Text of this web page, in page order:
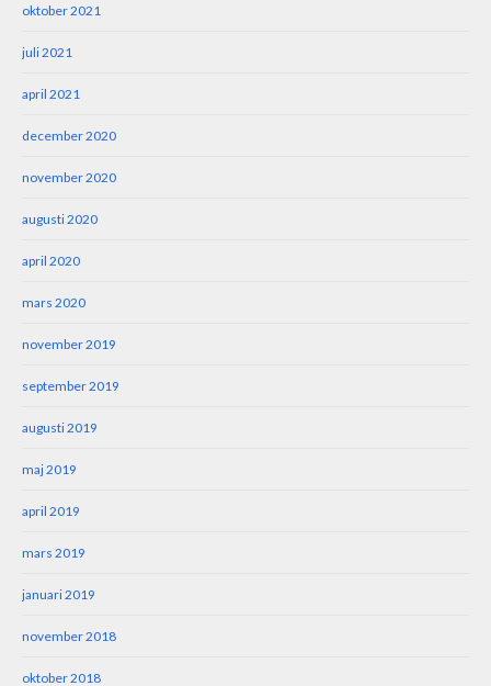
oktober 2021
juli 2021
april 2021
december 2020
november 2020
augusti 2020
april 2020
mars 2020
november 2019
september 2019
augusti 2019
maj 2019
april 2019
mars 2019
januari 2019
november 2018
oktober 2018